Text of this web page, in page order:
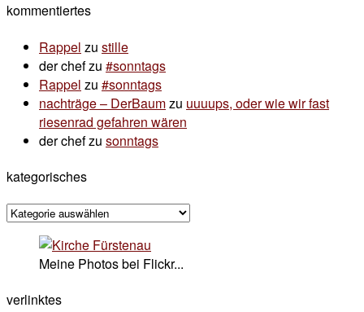
kommentiertes
Rappel zu stille
der chefzu #sonntags
Rappel zu #sonntags
nachträge – DerBaumzu uuuups, oder wie wir fast
riesenrad gefahren wären
der chefzu sonntags
kategorisches
kategorisches
Meine Photos bei Flickr...
verlinktes